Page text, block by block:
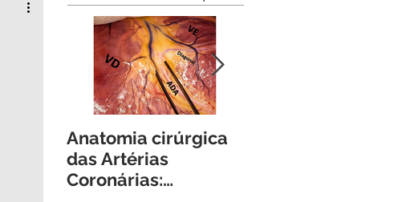
Anatomia cirúrgica
das Artérias
Coronárias: